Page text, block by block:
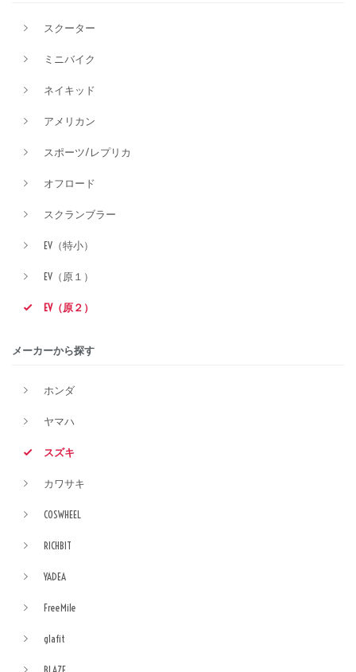
スクーター
ミニバイク
ネイキッド
アメリカン
スポーツ/レプリカ
オフロード
スクランブラー
EV（特小）
EV（原１）
EV（原２）
メーカーから探す
ホンダ
ヤマハ
スズキ
カワサキ
COSWHEEL
RICHBIT
YADEA
FreeMile
glafit
BLAZE